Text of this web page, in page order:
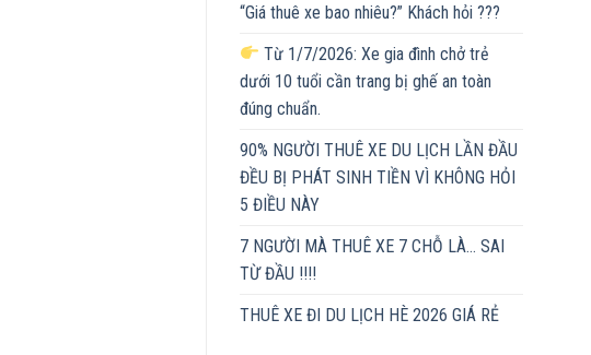
“Giá thuê xe bao nhiêu?” Khách hỏi ???
Từ 1/7/2026: Xe gia đình chở trẻ
dưới 10 tuổi cần trang bị ghế an toàn
đúng chuẩn.
90% NGƯỜI THUÊ XE DU LỊCH LẦN ĐẦU
ĐỀU BỊ PHÁT SINH TIỀN VÌ KHÔNG HỎI
5 ĐIỀU NÀY
7 NGƯỜI MÀ THUÊ XE 7 CHỖ LÀ… SAI
TỪ ĐẦU !!!!
THUÊ XE ĐI DU LỊCH HÈ 2026 GIÁ RẺ